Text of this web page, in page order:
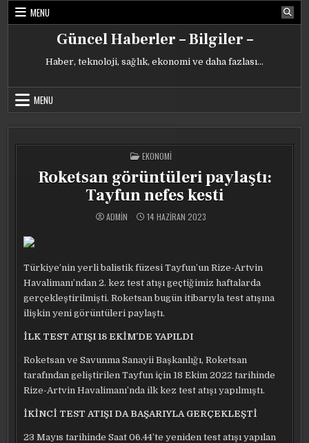
Skip
MENU
Güncel Haberler – Bilgiler –
Haber, teknoloji, sağlık, ekonomi ve daha fazlası…
MENU
POSTED
IN
EKONOMI
Roketsan görüntüleri paylaştı:
Tayfun nefes kesti
ADMIN 14 HAZIRAN 2023
Türkiye’nin yerli balistik füzesi Tayfun’un Rize-Artvin
Havalimanı’ndan 2. kez test atışı geçtiğimiz haftalarda
gerçekleştirilmişti. Roketsan bugün itibarıyla test atışına
ilişkin yeni görüntüleri paylaştı.
İLK TEST ATIŞI 18 EKİM’DE YAPILDI
Roketsan ve Savunma Sanayii Başkanlığı, Roketsan
tarafından geliştirilen Tayfun için 18 Ekim 2022 tarihinde
Rize-Artvin Havalimanı’nda ilk kez test atışı yapılmıştı.
İKİNCİ TEST ATIŞI DA BAŞARIYLA GERÇEKLEŞTİ
23 Mayıs tarihinde Saat 06.44’te yeniden test atışı yapılan